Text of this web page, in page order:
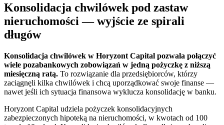
Konsolidacja chwilówek pod zastaw
nieruchomości — wyjście ze spirali
długów
Konsolidacja chwilówek w Horyzont Capital pozwala połączyć
wiele pozabankowych zobowiązań w jedną pożyczkę z niższą
miesięczną ratą. To rozwiązanie dla przedsiębiorców, którzy
zaciągnęli kilka chwilówek i chcą uporządkować swoje finanse —
nawet jeśli ich sytuacja finansowa wyklucza konsolidację w banku.
Horyzont Capital udziela pożyczek konsolidacyjnych
zabezpieczonych hipoteką na nieruchomości, w kwotach od 100